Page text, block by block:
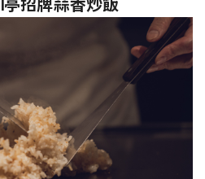
招牌蒜香炒飯